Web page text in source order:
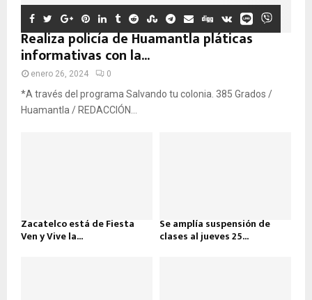
Realiza policía de Huamantla pláticas
informativas con la...
enero 26, 2024 0
*A través del programa Salvando tu colonia. 385 Grados /
Huamantla / REDACCIÓN...
Zacatelco está de Fiesta
Ven y Vive la...
Se amplía suspensión de
clases al jueves 25...